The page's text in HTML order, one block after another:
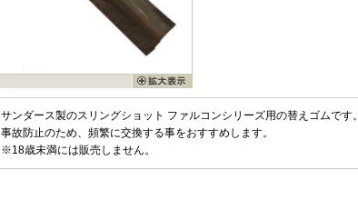
サンダース製のスリングショット ファルコンシリーズ用の替えゴムです。
事故防止のため、頻繁に交換する事をおすすめします。
※18歳未満には販売しません。